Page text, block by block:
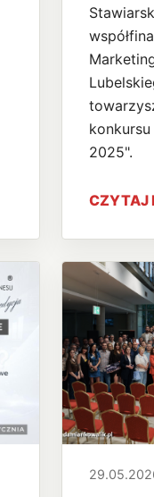
2025".
CZYTAJ